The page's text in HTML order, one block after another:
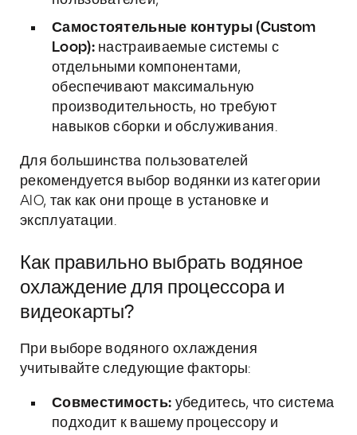
Самостоятельные контуры (Custom
Loop):настраиваемые системы с
отдельными компонентами,
обеспечивают максимальную
производительность, но требуют
навыков сборки и обслуживания.
Для большинства пользователей
рекомендуется выбор водянки из категории
AIO, так как они проще в установке и
эксплуатации.
Как правильно выбрать водяное
охлаждение для процессора и
видеокарты?
При выборе водяного охлаждения
учитывайте следующие факторы:
Совместимость: убедитесь, что система
подходит к вашему процессору и